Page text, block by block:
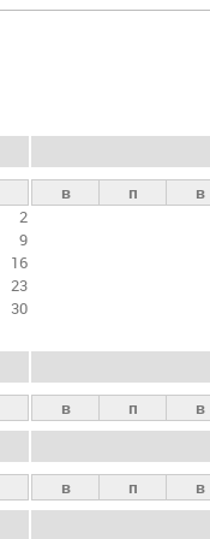
2
9
16
23
30
в п в
в п в
в п в